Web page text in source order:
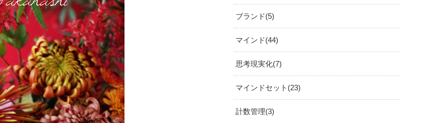
ブランド 5
マインド 44
思考現実化 7
マインドセット 23
計数管理 3